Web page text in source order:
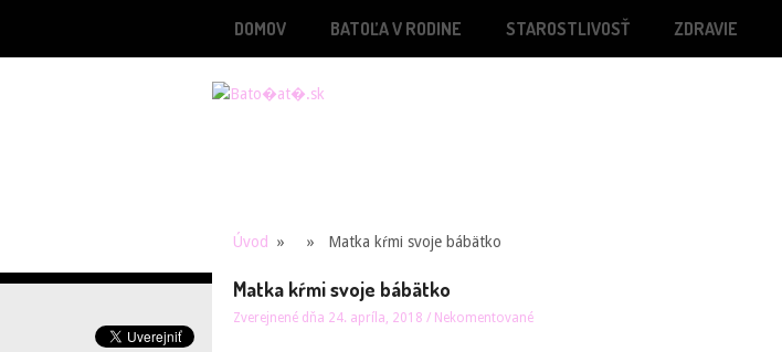
DOMOV BATOĽA V RODINE STAROSTLIVOSŤ ZDRAVIE
Úvod » » Matka kŕmi svoje bábätko
Matka kŕmi svoje bábätko
Zverejnené dňa 24. apríla, 2018 / Nekomentované